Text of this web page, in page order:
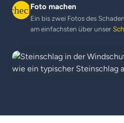
checkFoto machen
Ein bis zwei Fotos des
am einfachsten über unser